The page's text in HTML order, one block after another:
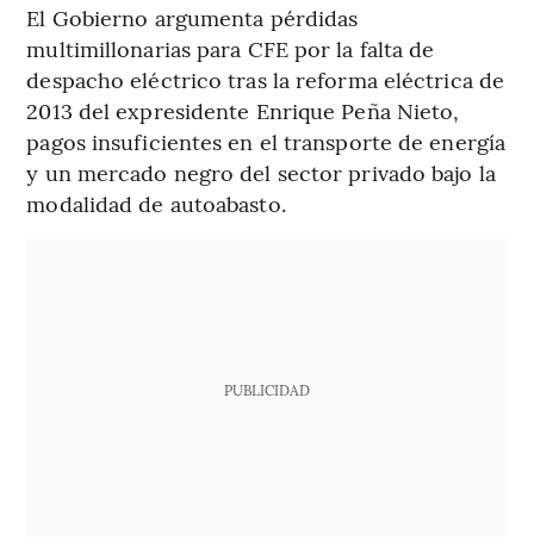
El Gobierno argumenta pérdidas
multimillonarias para CFE por la falta de
despacho eléctrico tras la reforma eléctrica de
2013 del expresidente Enrique Peña Nieto,
pagos insuficientes en el transporte de energía
y un mercado negro del sector privado bajo la
modalidad de autoabasto.
PUBLICIDAD